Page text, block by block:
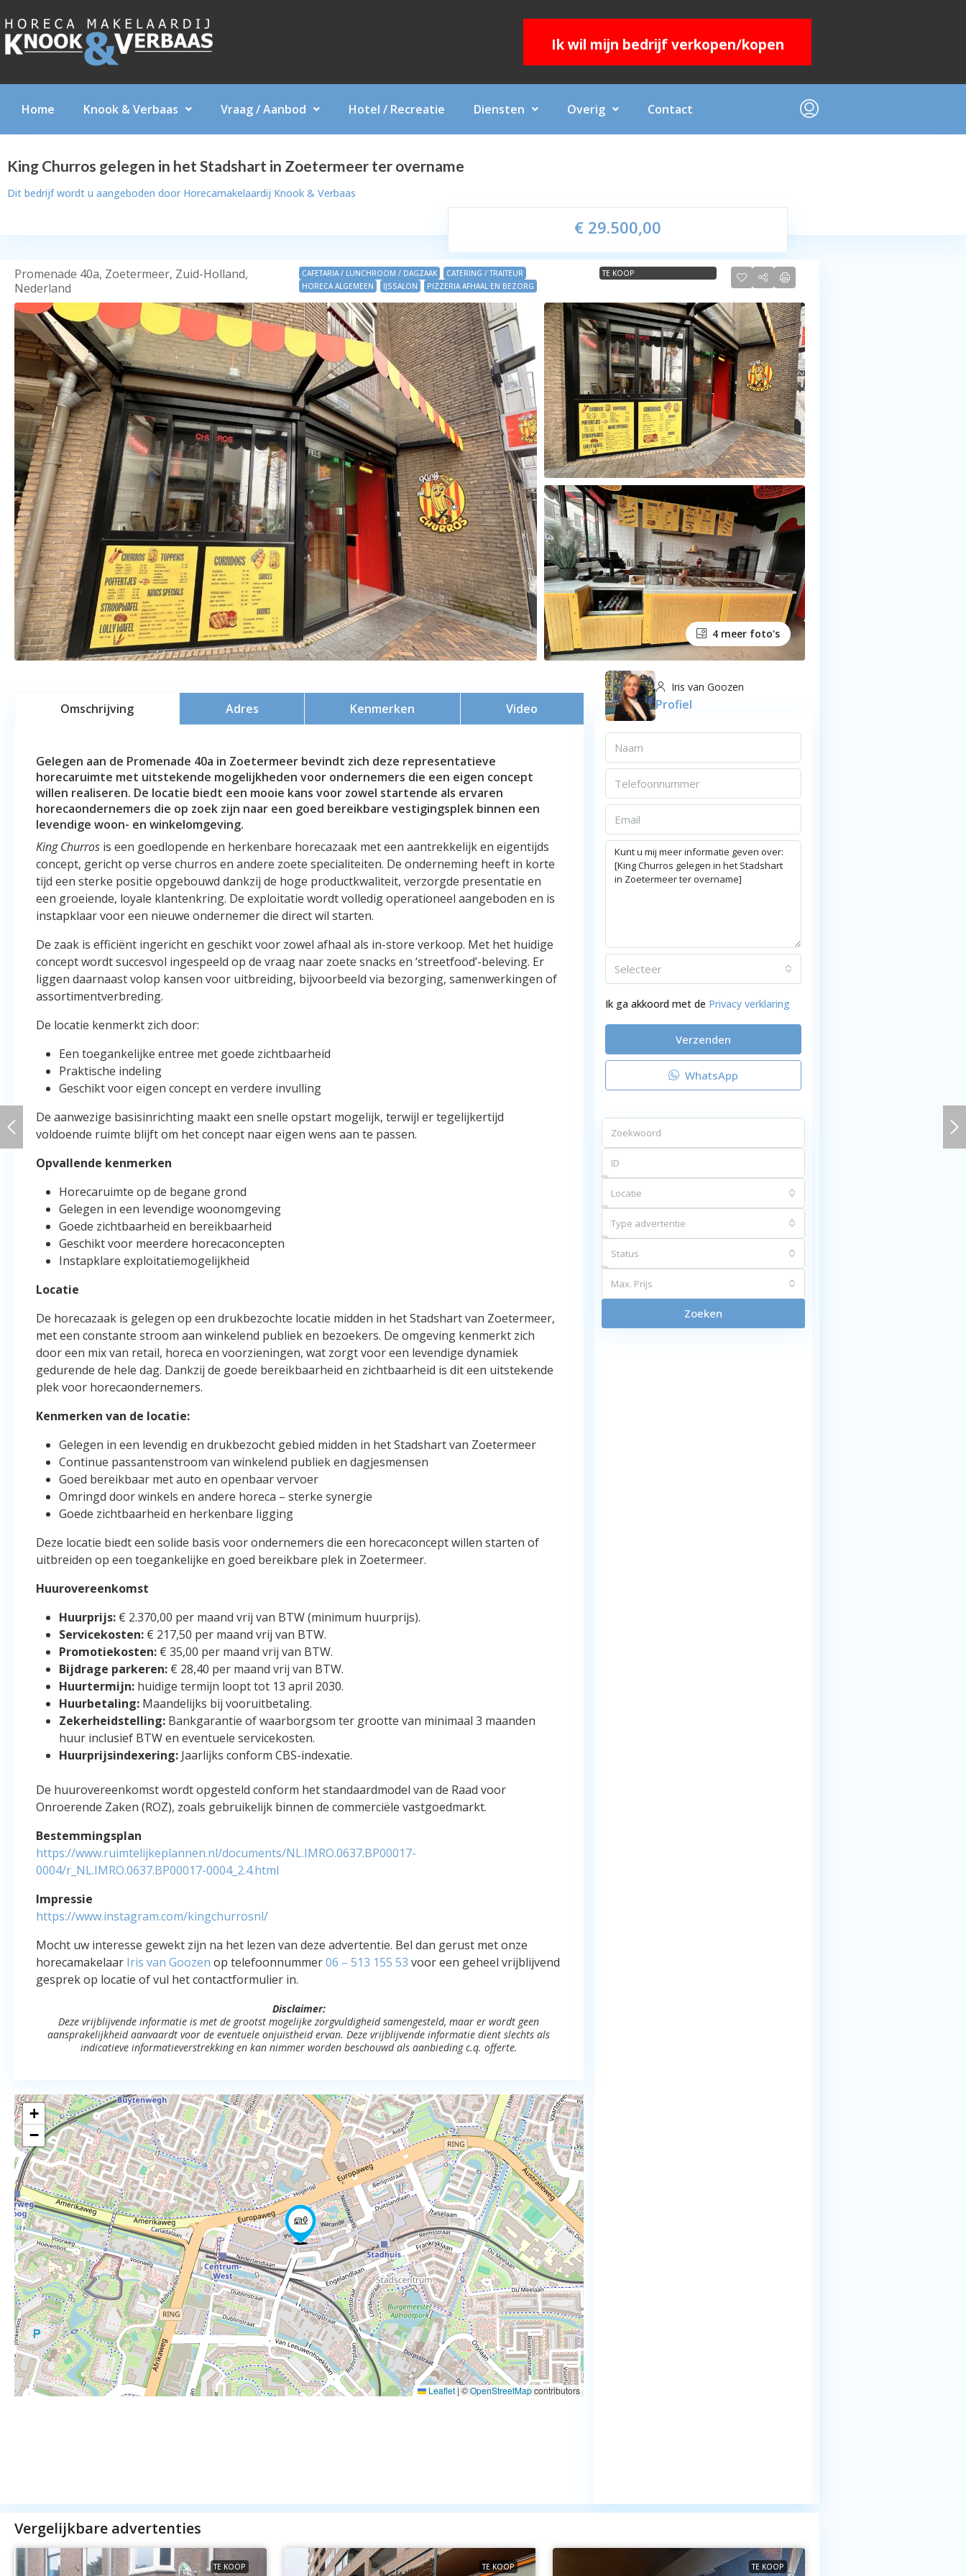
Ik wil mijn bedrijf verkopen/kopen
Home Knook & Verbaas Vraag / Aanbod Hotel / Recreatie Diensten Overig Contact
King Churros gelegen in het Stadshart in Zoetermeer ter overname
Dit bedrijf wordt u aangeboden door Horecamakelaardij Knook & Verbaas
€ 29.500,00
Promenade 40a, Zoetermeer, Zuid-Holland,
Nederland
CAFETARIA / LUNCHROOM / DAGZAAK
CATERING / TRAITEUR
HORECA ALGEMEEN
IJSSALON PIZZERIA AFHAAL EN BEZORG
TE KOOP
4 meer foto's
Omschrijving Adres Kenmerken Video
Gelegen aan de Promenade 40a in Zoetermeer bevindt zich deze representatieve
horecaruimte met uitstekende mogelijkheden voor ondernemers die een eigen concept
willen realiseren. De locatie biedt een mooie kans voor zowel startende als ervaren
horecaondernemers die op zoek zijn naar een goed bereikbare vestigingsplek binnen een
levendige woon- en winkelomgeving.
King Churros is een goedlopende en herkenbare horecazaak met een aantrekkelijk en eigentijds
concept, gericht op verse churros en andere zoete specialiteiten. De onderneming heeft in korte
tijd een sterke positie opgebouwd dankzij de hoge productkwaliteit, verzorgde presentatie en
een groeiende, loyale klantenkring. De exploitatie wordt volledig operationeel aangeboden en is
instapklaar voor een nieuwe ondernemer die direct wil starten.
De zaak is efficiënt ingericht en geschikt voor zowel afhaal als in-store verkoop. Met het huidige
concept wordt succesvol ingespeeld op de vraag naar zoete snacks en ‘streetfood’-beleving. Er
liggen daarnaast volop kansen voor uitbreiding, bijvoorbeeld via bezorging, samenwerkingen of
assortimentverbreding.
De locatie kenmerkt zich door:
Een toegankelijke entree met goede zichtbaarheid
Praktische indeling
Geschikt voor eigen concept en verdere invulling
De aanwezige basisinrichting maakt een snelle opstart mogelijk, terwijl er tegelijkertijd
voldoende ruimte blijft om het concept naar eigen wens aan te passen.
Opvallende kenmerken
Horecaruimte op de begane grond
Gelegen in een levendige woonomgeving
Goede zichtbaarheid en bereikbaarheid
Geschikt voor meerdere horecaconcepten
Instapklare exploitatiemogelijkheid
Locatie
De horecazaak is gelegen op een drukbezochte locatie midden in het Stadshart van Zoetermeer,
met een constante stroom aan winkelend publiek en bezoekers. De omgeving kenmerkt zich
door een mix van retail, horeca en voorzieningen, wat zorgt voor een levendige dynamiek
gedurende de hele dag. Dankzij de goede bereikbaarheid en zichtbaarheid is dit een uitstekende
plek voor horecaondernemers.
Kenmerken van de locatie:
Gelegen in een levendig en drukbezocht gebied midden in het Stadshart van Zoetermeer
Continue passantenstroom van winkelend publiek en dagjesmensen
Goed bereikbaar met auto en openbaar vervoer
Omringd door winkels en andere horeca – sterke synergie
Goede zichtbaarheid en herkenbare ligging
Deze locatie biedt een solide basis voor ondernemers die een horecaconcept willen starten of
uitbreiden op een toegankelijke en goed bereikbare plek in Zoetermeer.
Huurovereenkomst
Huurprijs: € 2.370,00 per maand vrij van BTW (minimum huurprijs).
Servicekosten: € 217,50 per maand vrij van BTW.
Promotiekosten: € 35,00 per maand vrij van BTW.
Bijdrage parkeren: € 28,40 per maand vrij van BTW.
Huurtermijn: huidige termijn loopt tot 13 april 2030.
Huurbetaling: Maandelijks bij vooruitbetaling.
Zekerheidstelling: Bankgarantie of waarborgsom ter grootte van minimaal 3 maanden
huur inclusief BTW en eventuele servicekosten.
Huurprijsindexering: Jaarlijks conform CBS-indexatie.
De huurovereenkomst wordt opgesteld conform het standaardmodel van de Raad voor
Onroerende Zaken (ROZ), zoals gebruikelijk binnen de commerciële vastgoedmarkt.
Bestemmingsplan
https://www.ruimtelijkeplannen.nl/documents/NL.IMRO.0637.BP00017-
0004/r_NL.IMRO.0637.BP00017-0004_2.4.html
Impressie
https://www.instagram.com/kingchurrosnl/
Mocht uw interesse gewekt zijn na het lezen van deze advertentie. Bel dan gerust met onze
horecamakelaar Iris van Goozen op telefoonnummer06 – 513 155 53 voor een geheel vrijblijvend
gesprek op locatie of vul het contactformulier in.
Disclaimer:
Deze vrijblijvende informatie is met de grootst mogelijke zorgvuldigheid samengesteld, maar er wordt geen
aansprakelijkheid aanvaardt voor de eventuele onjuistheid ervan. Deze vrijblijvende informatie dient slechts als
indicatieve informatieverstrekking en kan nimmer worden beschouwd als aanbieding c.q. offerte.
+
−
Leaflet | ©OpenStreetMapcontributors
Iris van Goozen
Profiel
Selecteer
Ik ga akkoord met de Privacy verklaring
Verzenden
WhatsApp
Locatie
Type advertentie
Status
Max. Prijs
Zoeken
Vergelijkbare advertenties
TE KOOP TE KOOP TE KOOP